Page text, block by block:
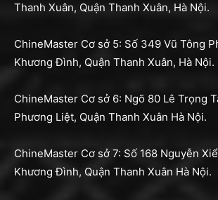
Thanh Xuân, Quận Thanh Xuân, Hà Nội.
ChineMaster Cơ sở 5: Số 349 Vũ Tông
Khương Đình, Quận Thanh Xuân, Hà Nội.
ChineMaster Cơ sở 6: Ngõ 80 Lê Trọng
Phương Liệt, Quận Thanh Xuân Hà Nội.
ChineMaster Cơ sở 7: Số 168 Nguyễn
Khương Đình, Quận Thanh Xuân Hà Nội.